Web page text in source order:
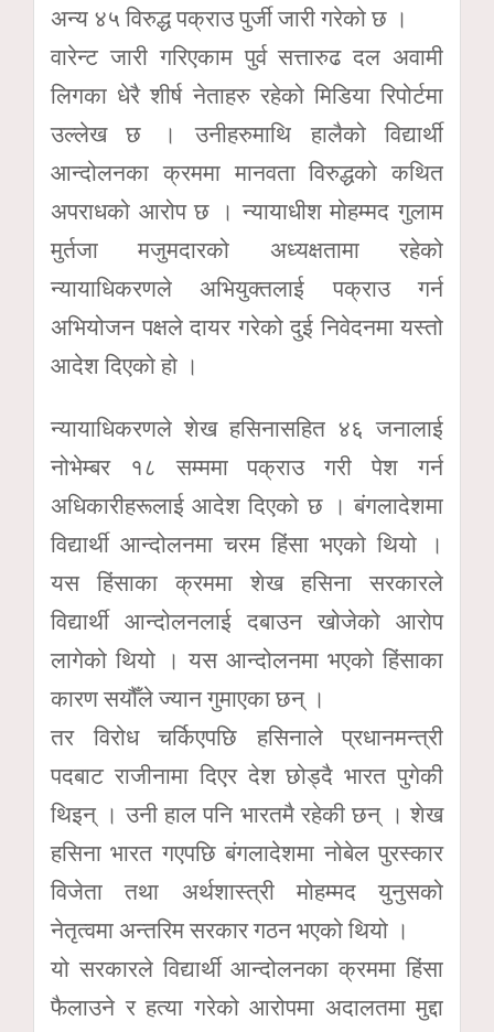
अन्य ४५ विरुद्ध पक्राउ पुर्जी जारी गरेको छ ।
वारेन्ट जारी गरिएकाम पुर्व सत्तारुढ दल अवामी
लिगका धेरै शीर्ष नेताहरु रहेको मिडिया रिपोर्टमा
उल्लेख छ । उनीहरुमाथि हालैको विद्यार्थी
आन्दोलनका क्रममा मानवता विरुद्धको कथित
अपराधको आरोप छ । न्यायाधीश मोहम्मद गुलाम
मुर्तजा मजुमदारको अध्यक्षतामा रहेको
न्यायाधिकरणले अभियुक्तलाई पक्राउ गर्न
अभियोजन पक्षले दायर गरेको दुई निवेदनमा यस्तो
आदेश दिएको हो ।
न्यायाधिकरणले शेख हसिनासहित ४६ जनालाई
नोभेम्बर १८ सम्ममा पक्राउ गरी पेश गर्न
अधिकारीहरूलाई आदेश दिएको छ । बंगलादेशमा
विद्यार्थी आन्दोलनमा चरम हिंसा भएको थियो ।
यस हिंसाका क्रममा शेख हसिना सरकारले
विद्यार्थी आन्दोलनलाई दबाउन खोजेको आरोप
लागेको थियो । यस आन्दोलनमा भएको हिंसाका
कारण सयौँले ज्यान गुमाएका छन् ।
तर विरोध चर्किएपछि हसिनाले प्रधानमन्त्री
पदबाट राजीनामा दिएर देश छोड्दै भारत पुगेकी
थिइन् । उनी हाल पनि भारतमै रहेकी छन् । शेख
हसिना भारत गएपछि बंगलादेशमा नोबेल पुरस्कार
विजेता तथा अर्थशास्त्री मोहम्मद युनुसको
नेतृत्वमा अन्तरिम सरकार गठन भएको थियो ।
यो सरकारले विद्यार्थी आन्दोलनका क्रममा हिंसा
फैलाउने र हत्या गरेको आरोपमा अदालतमा मुद्दा